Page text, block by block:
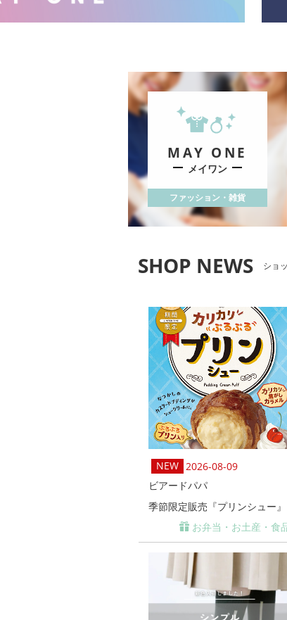
MAY ONE
メイワン
ファッション・雑貨
ショ
2026-08-09
ビアードパパ
季節限定販売『プリンシュー』
お弁当・お土産・食